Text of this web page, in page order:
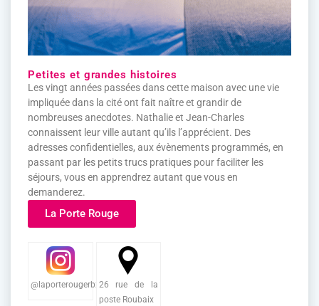
Petites et grandes histoires
Les vingt années passées dans cette maison avec une vie
impliquée dans la cité ont fait naître et grandir de
nombreuses anecdotes. Nathalie et Jean-Charles
connaissent leur ville autant qu’ils l’apprécient. Des
adresses confidentielles, aux évènements programmés, en
passant par les petits trucs pratiques pour faciliter les
séjours, vous en apprendrez autant que vous en
demanderez.
La Porte Rouge
@laporterougerbx26 rue de la
poste Roubaix